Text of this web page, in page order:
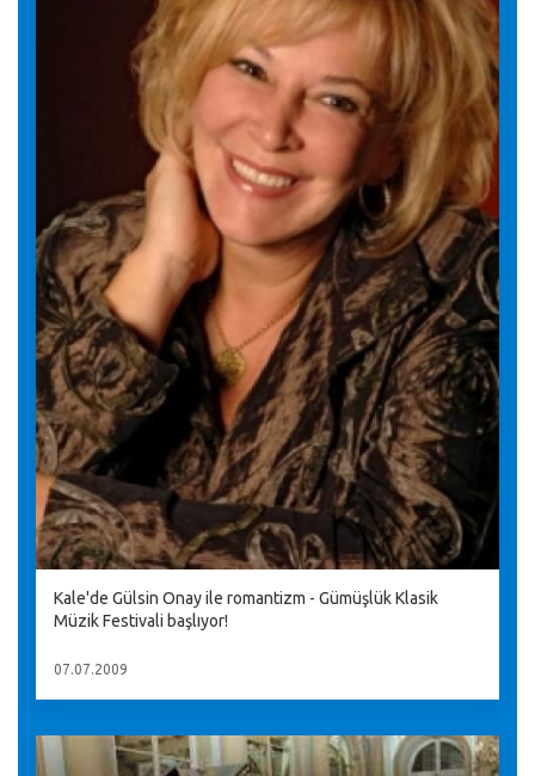
Kale'de Gülsin Onay ile romantizm - Gümüşlük Klasik
Müzik Festivali başlıyor!
07.07.2009